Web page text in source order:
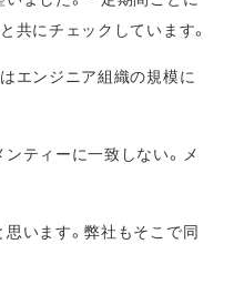
共にチェックしています。
エンジニア組織の規模に
ティーに一致しない。メ
います。弊社もそこで同